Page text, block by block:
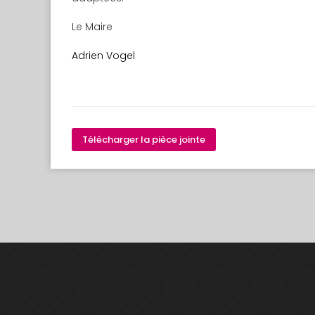
Le Maire
Adrien Vogel
Télécharger la pièce jointe